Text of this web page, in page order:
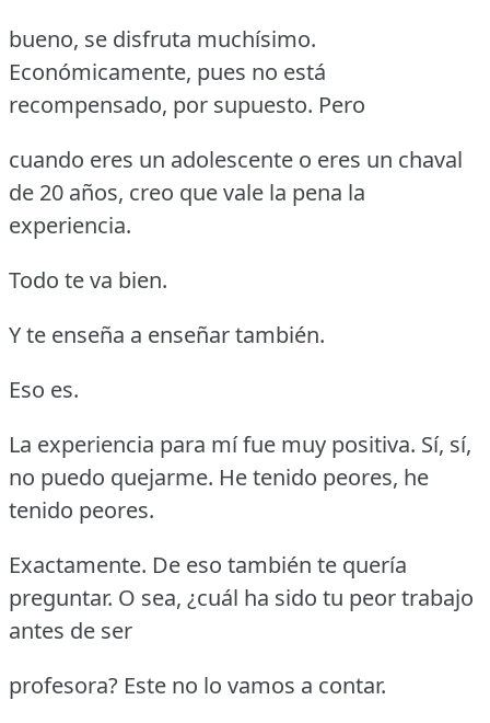
bueno, se disfruta muchísimo.
Económicamente, pues no está
recompensado, por supuesto. Pero
cuando eres un adolescente o eres un chaval
de 20 años, creo que vale la pena la
experiencia.
Todo te va bien.
Y te enseña a enseñar también.
Eso es.
La experiencia para mí fue muy positiva. Sí, sí,
no puedo quejarme. He tenido peores, he
tenido peores.
Exactamente. De eso también te quería
preguntar. O sea, ¿cuál ha sido tu peor trabajo
antes de ser
profesora? Este no lo vamos a contar.